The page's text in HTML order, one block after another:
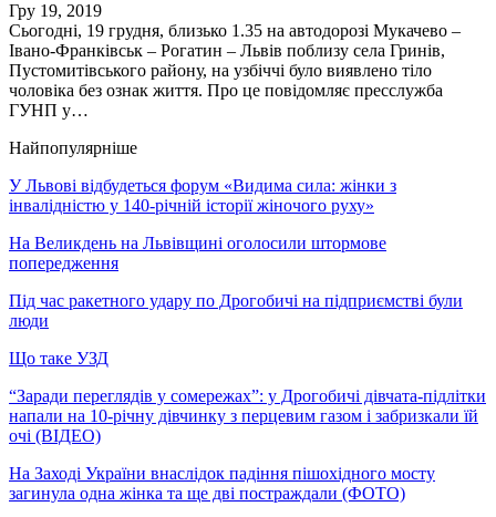
Гру 19, 2019
Сьогодні, 19 грудня, близько 1.35 на автодорозі Мукачево –
Івано-Франківськ – Рогатин – Львів поблизу села Гринів,
Пустомитівського району, на узбіччі було виявлено тіло
чоловіка без ознак життя. Про це повідомляє пресслужба
ГУНП у…
Найпопулярніше
У Львові відбудеться форум «Видима сила: жінки з
інвалідністю у 140-річній історії жіночого руху»
На Великдень на Львівщині оголосили штормове
попередження
Під час ракетного удару по Дрогобичі на підприємстві були
люди
Що таке УЗД
“Заради переглядів у сомережах”: у Дрогобичі дівчата-підлітки
напали на 10-річну дівчинку з перцевим газом і забризкали їй
очі (ВІДЕО)
На Заході України внаслідок падіння пішохідного мосту
загинула одна жінка та ще дві постраждали (ФОТО)